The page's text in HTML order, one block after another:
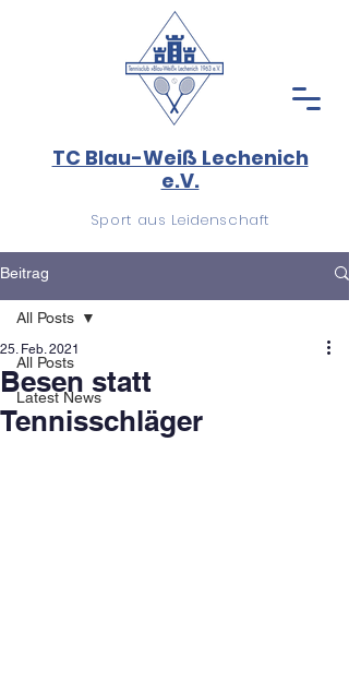
TC Blau-Weiß Lechenich
e.V.
Sport aus Leidenschaft
Beitrag
All Posts
Latest News
All Posts
Besen statt
Tennisschläger
25. Feb. 2021